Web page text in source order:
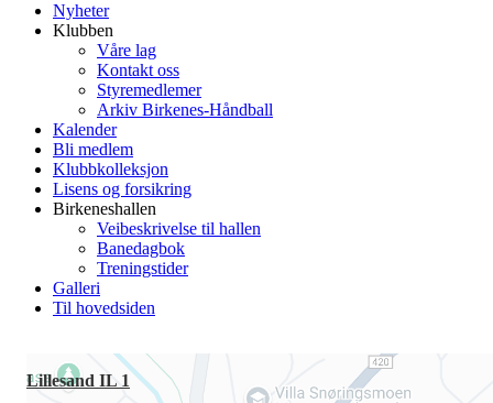
Nyheter
Klubben
Våre lag
Kontakt oss
Styremedlemer
Arkiv Birkenes-Håndball
Kalender
Bli medlem
Klubbkolleksjon
Lisens og forsikring
Birkeneshallen
Veibeskrivelse til hallen
Banedagbok
Treningstider
Galleri
Til hovedsiden
Lillesand IL 1